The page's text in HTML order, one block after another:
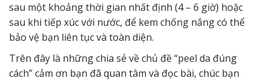
sau một khoảng thời gian nhất định (4 – 6 giờ) hoặc
sau khi tiếp xúc với nước, để kem chống nắng có thể
bảo vệ bạn liên tục và toàn diện.
Trên đây là những chia sẻ về chủ đề “peel da đúng
cách” cảm ơn bạn đã quan tâm và đọc bài, chúc bạn